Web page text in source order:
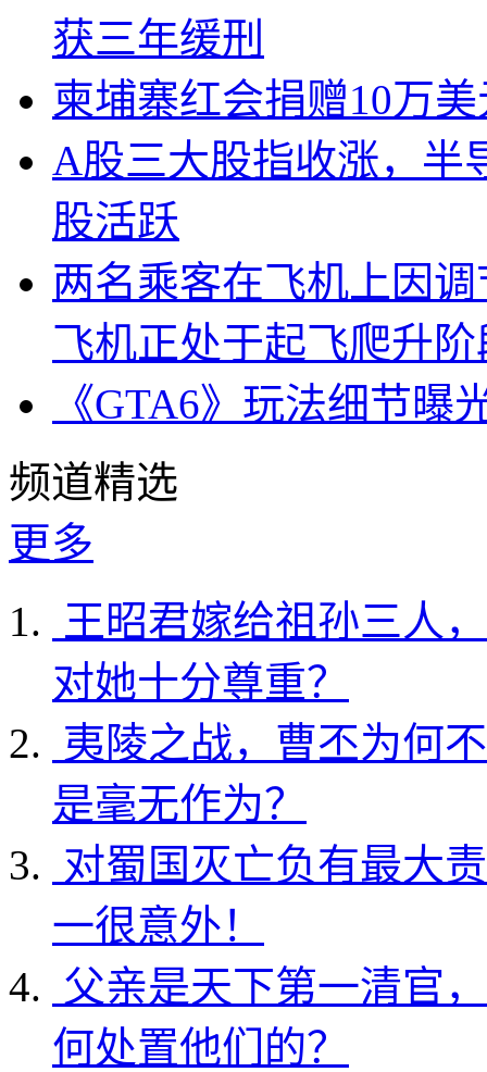
获三年缓刑
柬埔寨红会捐赠10万
A股三大股指收涨，半
股活跃
两名乘客在飞机上因
飞机正处于起飞爬升阶
《GTA6》玩法细节
频道精选
更多
王昭君嫁给祖孙三人
对她十分尊重？
夷陵之战，曹丕为何
是毫无作为？
对蜀国灭亡负有最大
一很意外！
父亲是天下第一清官
何处置他们的？